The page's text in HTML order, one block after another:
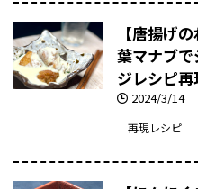
【唐揚げ
葉マナブ
ジレシピ再
2024/3/14
再現レシピ